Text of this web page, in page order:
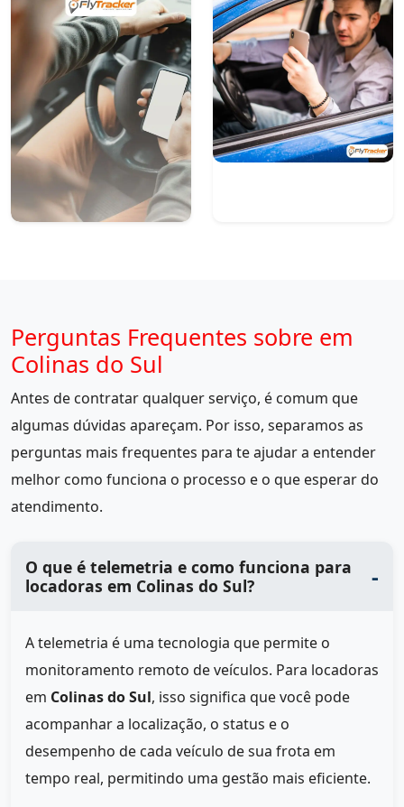
Perguntas Frequentes sobre em
Colinas do Sul
Antes de contratar qualquer serviço, é comum que
algumas dúvidas apareçam. Por isso, separamos as
perguntas mais frequentes para te ajudar a entender
melhor como funciona o processo e o que esperar do
atendimento.
O que é telemetria e como funciona para
locadoras em Colinas do Sul?
A telemetria é uma tecnologia que permite o
monitoramento remoto de veículos. Para locadoras
em Colinas do Sul, isso significa que você pode
acompanhar a localização, o status e o
desempenho de cada veículo de sua frota em
tempo real, permitindo uma gestão mais eficiente.